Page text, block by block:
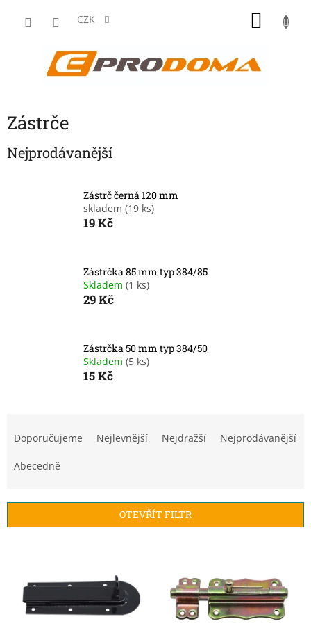
CZK
Zástrče
Nejprodávanější
Zástrč černá 120 mm
skladem (19 ks)
19 Kč
Zástrčka 85 mm typ 384/85
Skladem (1 ks)
29 Kč
Zástrčka 50 mm typ 384/50
Skladem (5 ks)
15 Kč
í
r
Doporučujeme Nejlevnější Nejdražší Nejprodávanější
Abecedně
OTEVŘÍT FILTR